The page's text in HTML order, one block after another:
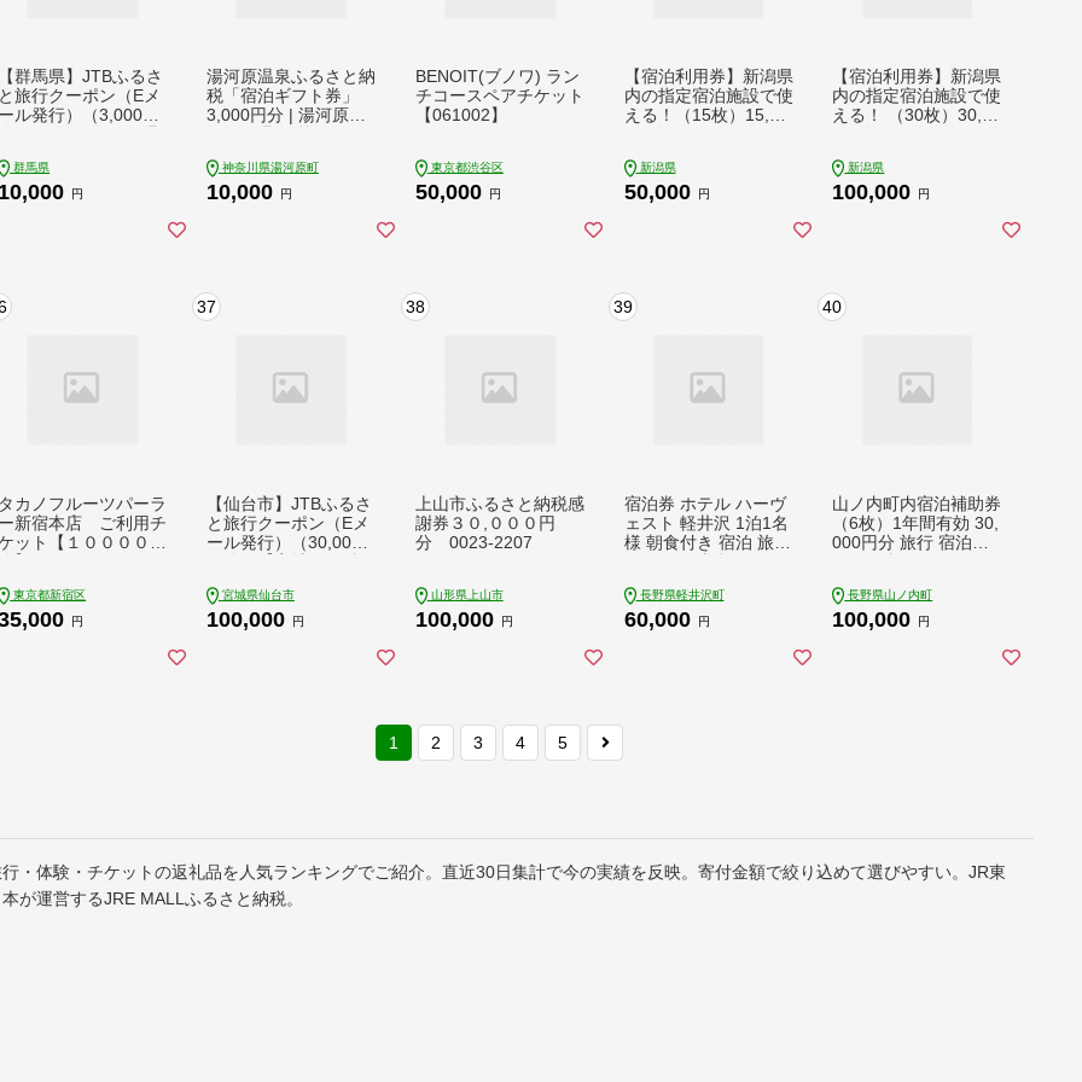
群馬県】JTBふるさ
旅行クーポン（Eメ
ル発行）（3,000円
香保 水上 四万 老神
座 旅行券 宿泊券 旅
群馬県
円
湯河原温泉ふるさと納
税「宿泊ギフト券」
3,000円分 | 湯河原町
自然
神奈川県湯河原町
10,000 円
BENOIT(ブノワ) ラン
チコースペアチケット
【061002】
東京都渋谷区
50,000 円
【宿泊利用券】新潟県
内の指定宿泊施設で使
える！（15枚）15,00
新潟県
50,000 円
【宿泊利用券】新潟県
内の指定宿泊施設で使
える！ （30枚）30,00
新潟県
100,000 円
カノフルーツパーラ
新宿本店 ご利用チ
ット【１００００円
東京都新宿区
円
37
【仙台市】JTBふるさ
と旅行クーポン（Eメ
ール発行）（30,000
人気 おすすめ】
宮城県仙台市
100,000 円
38
上山市ふるさと納税感
謝券３０,０００円
分 0023-2207
山形県上山市
100,000 円
39
宿泊券 ホテル ハーヴ
ェスト 軽井沢 1泊1名
様 朝食付き 宿泊 旅行
長野県軽井沢町
60,000 円
40
山ノ内町内宿泊補助券
（6枚）1年間有効 30,
000円分 旅行 宿泊券
湯田中渋温泉郷 北志
賀高原 地獄谷野猿公
長野県山ノ内町
100,000 円
1 2 3 4 5
・体験・チケットの返礼品を人気ランキングでご紹介。直近30日集計で今の実績を反映。寄付金額で絞り込めて選びやすい。JR東
が運営するJRE MALLふるさと納税。